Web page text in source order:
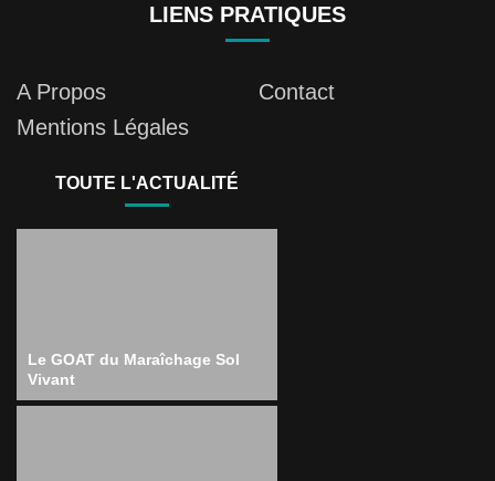
LIENS PRATIQUES
A Propos
Contact
Mentions Légales
TOUTE L'ACTUALITÉ
Le GOAT du Maraîchage Sol
Vivant